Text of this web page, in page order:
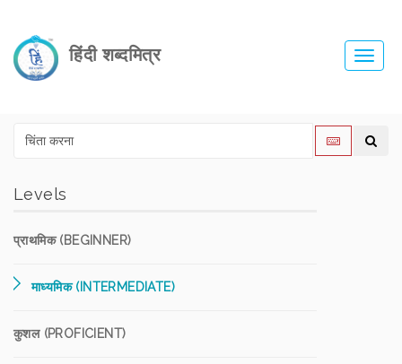
हिंदी शब्दमित्र
Levels
प्राथमिक (BEGINNER)
माध्यमिक (INTERMEDIATE)
कुशल (PROFICIENT)